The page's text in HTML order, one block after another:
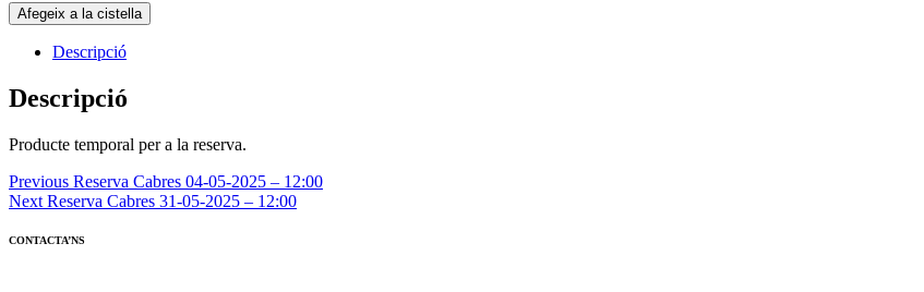
quantitat
de
Reserva
03-
05-
-
Afegeix a la cistella
Descripció
Descripció
Producte temporal per a la reserva.
Navegació
d'entrades
Previous Reserva Cabres 04-05-2025 – 12:00
Next Reserva Cabres 31-05-2025 – 12:00
CONTACTA’NS